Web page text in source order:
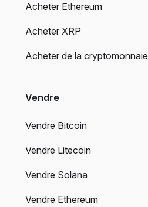
Acheter Ethereum
Acheter XRP
Acheter de la cryptomonnaie
Vendre
Vendre Bitcoin
Vendre Litecoin
Vendre Solana
Vendre Ethereum